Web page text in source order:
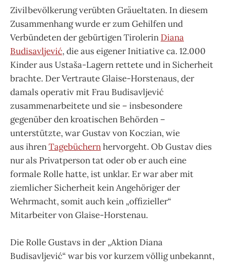
Zivilbevölkerung verübten Gräueltaten. In diesem
Zusammenhang wurde er zum Gehilfen und
Verbündeten der gebürtigen Tirolerin Diana
Budisavljević, die aus eigener Initiative ca. 12.000
Kinder aus Ustaša-Lagern rettete und in Sicherheit
brachte. Der Vertraute Glaise-Horstenaus, der
damals operativ mit Frau Budisavljević
zusammenarbeitete und sie – insbesondere
gegenüber den kroatischen Behörden –
unterstützte, war Gustav von Koczian, wie
aus ihrenTagebüchernhervorgeht. Ob Gustav dies
nur als Privatperson tat oder ob er auch eine
formale Rolle hatte, ist unklar. Er war aber mit
ziemlicher Sicherheit kein Angehöriger der
Wehrmacht, somit auch kein „offizieller“
Mitarbeiter von Glaise-Horstenau.
Die Rolle Gustavs in der „Aktion Diana
Budisavljević“ war bis vor kurzem völlig unbekannt,